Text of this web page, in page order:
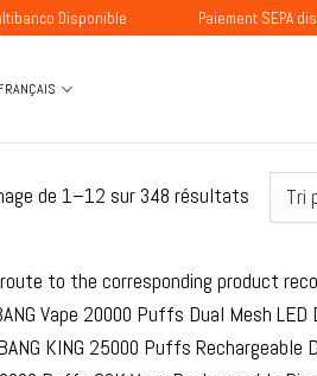
Paiement SEPA disponible
de 1–12 sur 348 résultatsTrié
par
to the corresponding product
Vape 20000 Puffs Dual Mesh LED
KING 25000 Puffs Rechargeable